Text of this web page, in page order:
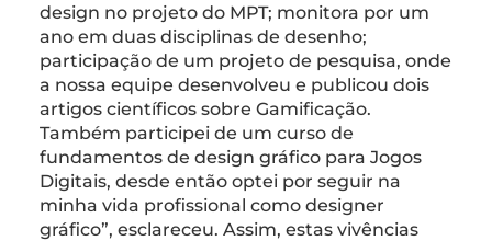
design no projeto do MPT; monitora por um
ano em duas disciplinas de desenho;
participação de um projeto de pesquisa, onde
a nossa equipe desenvolveu e publicou dois
artigos científicos sobre Gamificação.
Também participei de um curso de
fundamentos de design gráfico para Jogos
Digitais, desde então optei por seguir na
minha vida profissional como designer
gráfico”, esclareceu. Assim, estas vivências